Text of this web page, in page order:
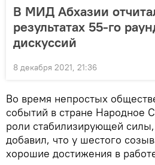
В МИД Абхазии
результатах 55-го
дискуссий
8 декабря 2021, 21:36
Во время непростых
событий в стране Народное
роли стабилизирующей
добавил, что у шестого
хорошие достижения в